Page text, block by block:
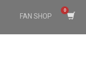
FAN SHOP